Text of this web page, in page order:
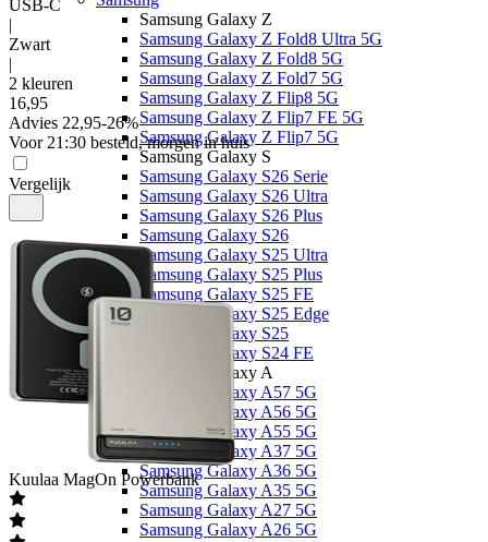
Samsung Galaxy Z
Samsung Galaxy Z Fold8 Ultra 5G
Samsung Galaxy Z Fold8 5G
Samsung Galaxy Z Fold7 5G
Samsung Galaxy Z Flip8 5G
Samsung Galaxy Z Flip7 FE 5G
Samsung Galaxy Z Flip7 5G
Samsung Galaxy S
Samsung Galaxy S26 Serie
Samsung Galaxy S26 Ultra
Samsung Galaxy S26 Plus
Samsung Galaxy S26
Samsung Galaxy S25 Ultra
Samsung Galaxy S25 Plus
Samsung Galaxy S25 FE
Samsung Galaxy S25 Edge
Samsung Galaxy S25
Samsung Galaxy S24 FE
Samsung Galaxy A
Samsung Galaxy A57 5G
Samsung Galaxy A56 5G
Samsung Galaxy A55 5G
Samsung Galaxy A37 5G
Samsung Galaxy A36 5G
Samsung Galaxy A35 5G
Samsung Galaxy A27 5G
Samsung Galaxy A26 5G
USB-C
|
Zwart
|
2 kleuren
16,95
Advies 22,95-26%
Voor 21:30 besteld, morgen in huis
Vergelijk
Kuulaa MagOn Powerbank